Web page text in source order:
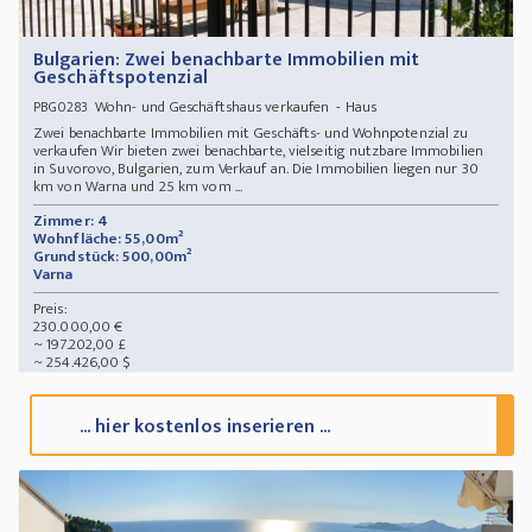
Bulgarien: Zwei benachbarte Immobilien mit
Geschäftspotenzial
PBG0283 Wohn- und Geschäftshaus verkaufen - Haus
Zwei benachbarte Immobilien mit Geschäfts- und Wohnpotenzial zu
verkaufen Wir bieten zwei benachbarte, vielseitig nutzbare Immobilien
in Suvorovo, Bulgarien, zum Verkauf an. Die Immobilien liegen nur 30
km von Warna und 25 km vom ...
Zimmer: 4
Wohnfläche: 55,00m²
Grundstück: 500,00m²
Varna
Preis:
230.000,00 €
~ 197.202,00 £
~ 254.426,00 $
... hier kostenlos inserieren ...